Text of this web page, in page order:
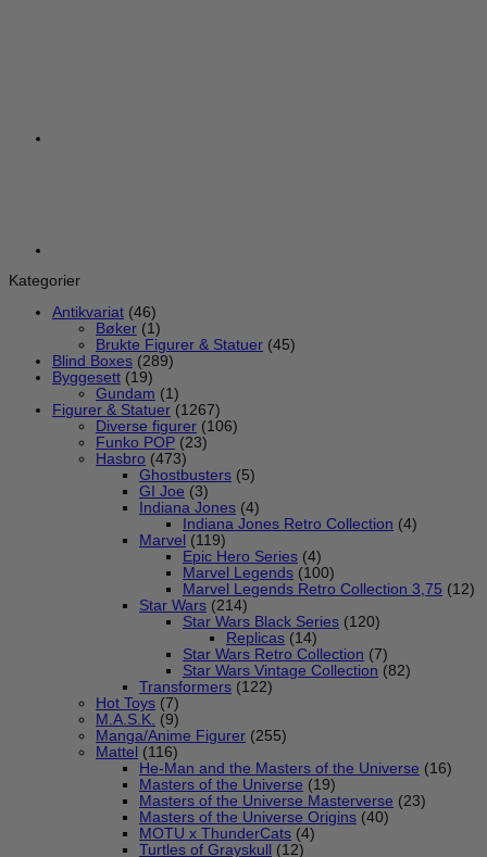
Kategorier
Antikvariat (46)
Bøker (1)
Brukte Figurer & Statuer (45)
Blind Boxes (289)
Byggesett (19)
Gundam (1)
Figurer & Statuer (1267)
Diverse figurer (106)
Funko POP (23)
Hasbro (473)
Ghostbusters (5)
GI Joe (3)
Indiana Jones (4)
Indiana Jones Retro Collection (4)
Marvel (119)
Epic Hero Series (4)
Marvel Legends (100)
Marvel Legends Retro Collection 3,75 (12)
Star Wars (214)
Star Wars Black Series (120)
Replicas (14)
Star Wars Retro Collection (7)
Star Wars Vintage Collection (82)
Transformers (122)
Hot Toys (7)
M.A.S.K.
(9)
Manga/Anime Figurer (255)
Mattel (116)
He-Man and the Masters of the Universe (16)
Masters of the Universe (19)
Masters of the Universe Masterverse (23)
Masters of the Universe Origins (40)
MOTU x ThunderCats (4)
Turtles of Grayskull
(12)